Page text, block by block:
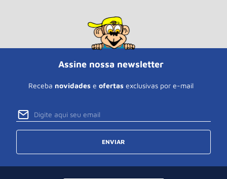
Assine nossa newsletter
Receba novidades e ofertas exclusivas por e-mail
ENVIAR